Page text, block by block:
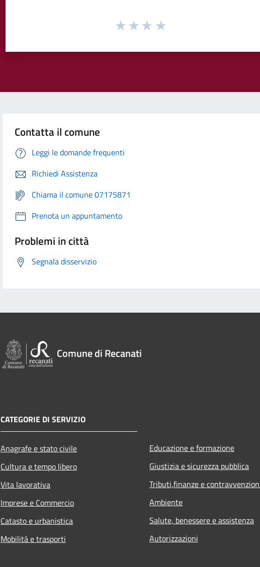
Contatta il comune
Leggi le domande frequenti
Richiedi Assistenza
Chiama il comune 07175871
Prenota un appuntamento
Problemi in città
Segnala disservizio
Comune di Recanati
CATEGORIE DI SERVIZIO
Anagrafe e stato civile
Cultura e tempo libero
Vita lavorativa
Imprese e Commercio
Catasto e urbanistica
Mobilità e trasporti
Educazione e formazione
Giustizia e sicurezza pubblica
Tributi,finanze e
Ambiente
Salute, benessere e assistenza
Autorizzazioni